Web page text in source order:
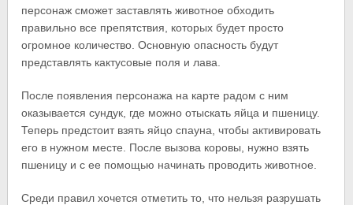
персонаж сможет заставлять животное обходить
правильно все препятствия, которых будет просто
огромное количество. Основную опасность будут
представлять кактусовые поля и лава.
После появления персонажа на карте радом с ним
оказывается сундук, где можно отыскать яйца и пшеницу.
Теперь предстоит взять яйцо спауна, чтобы активировать
его в нужном месте. После вызова коровы, нужно взять
пшеницу и с ее помощью начинать проводить животное.
Среди правил хочется отметить то, что нельзя разрушать